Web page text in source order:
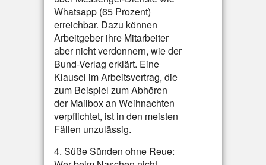
Whatsapp (65 Prozent)
erreichbar. Dazu können
Arbeitgeber ihre Mitarbeiter
aber nicht verdonnern, wie der
Bund-Verlag erklärt. Eine
Klausel im Arbeitsvertrag, die
zum Beispiel zum Abhören
der Mailbox an Weihnachten
verpflichtet, ist in den meisten
Fällen unzulässig.
4. Süße Sünden ohne Reue: